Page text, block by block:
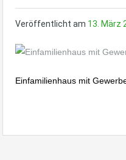
Veröffentlicht am 13. März
Einfamilienhaus mit